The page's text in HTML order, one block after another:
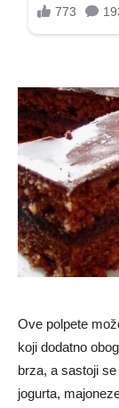
Ove polpete
koji dodatno
brza, a sastoji
jogurta,